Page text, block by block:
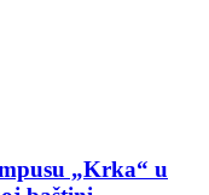
„Krka“ u